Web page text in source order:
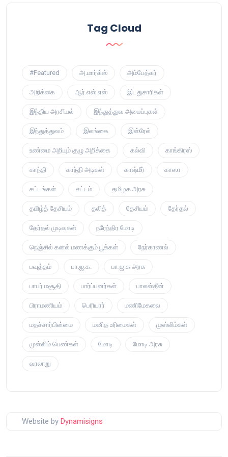
Tag Cloud
#Featured அ.மார்க்ஸ் அம்பேத்கர்
அறிக்கை ஆர்.எஸ்.எஸ் இடதுசாரிகள்
இந்திய அரசியல் இந்துத்துவ அமைப்புகள்
இந்துத்துவம் இலங்கை இஸ்ரேல்
உண்மை அறியும் குழு அறிக்கை கல்வி காங்கிரஸ்
காந்தி காந்தி அடிகள் காஷ்மீர் காஸா
சட்டங்கள் சட்டம் தமிழக அரசு
தமிழ்த் தேசியம் தலித் தேசியம் தேர்தல்
தேர்தல் முடிவுகள் நரேந்திர மோடி
நெஞ்சில் கனல் மணக்கும் பூக்கள் நேர்காணல்
பவுத்தம் பா.ஜ.க. பா.ஜ.க அரசு
பாபர் மசூதி பார்ப்பனர்கள் பாலஸ்தீன்
பிராமணியம் பெரியார் மணிமேகலை
மதச்சார்பின்மை மனித உரிமைகள் முஸ்லிம்கள்
முஸ்லிம் பெண்கள் மோடி மோடி அரசு
வரலாறு
Website by Dynamisigns